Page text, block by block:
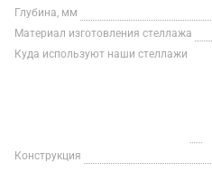
Глубина, мм
Материал изготовления стеллажа
Куда используют наши стеллажи
Конструкция